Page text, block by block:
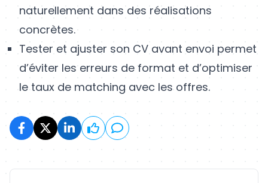
naturellement dans des réalisations
concrètes.
Tester et ajuster son CV avant envoi permet
d’éviter les erreurs de format et d’optimiser
le taux de matching avec les offres.